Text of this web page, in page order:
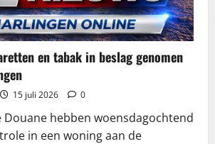
en tabak in beslag genomen
15 juli 2026 0
Douane hebben woensdagochtend
in een woning aan de